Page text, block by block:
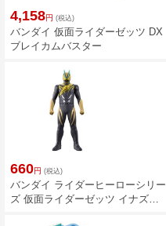
4,158円 (税込)
バンダイ 仮面ライダーゼッツ DX
ブレイカムバスター
660円 (税込)
バンダイ ライダーヒーローシリー
ズ 仮面ライダーゼッツ イナズマ